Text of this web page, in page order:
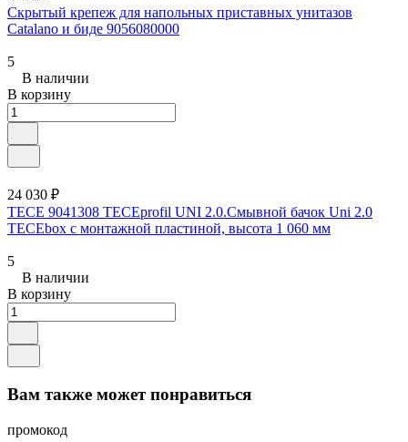
Скрытый крепеж для напольных приставных унитазов
Catalano и биде 9056080000
5
В наличии
В корзину
24 030 ₽
TECE 9041308 TECEprofil UNI 2.0.Cмывной бачок Uni 2.0
TECEbox с монтажной пластиной, высота 1 060 мм
5
В наличии
В корзину
Вам также может понравиться
промокод